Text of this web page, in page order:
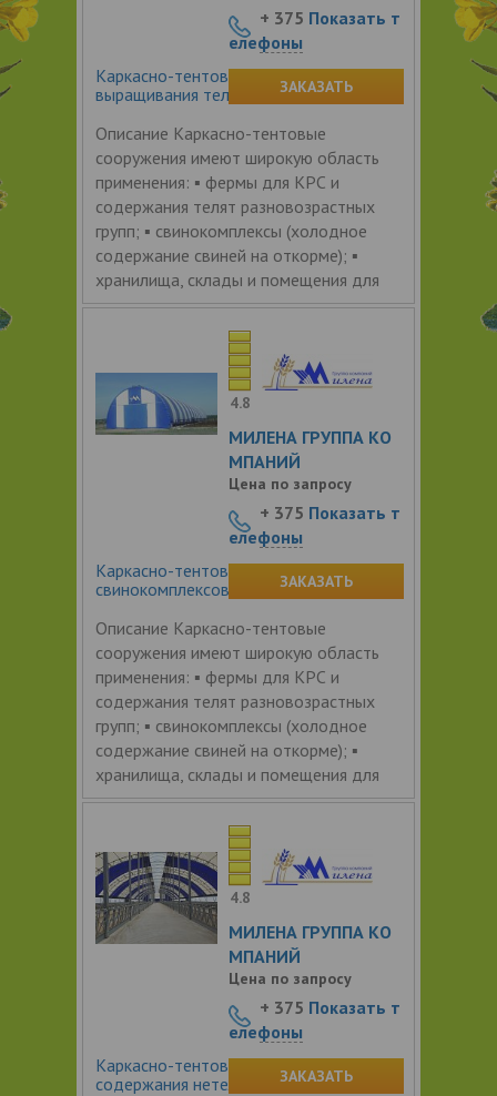
Каркасно-тентовое сооружение для
выращивания телят
Описание Каркасно-тентовые
сооружения имеют широкую область
применения: ▪ фермы для КРС и
содержания телят разновозрастных
групп; ▪ свинокомплексы (холодное
содержание свиней на откорме); ▪
хранилища, склады и помещения для
+ 375 Показать т
елефоны
ЗАКАЗАТЬ
Каркасно-тентовое сооружение для
свинокомплексов
Описание Каркасно-тентовые
сооружения имеют широкую область
применения: ▪ фермы для КРС и
содержания телят разновозрастных
групп; ▪ свинокомплексы (холодное
содержание свиней на откорме); ▪
хранилища, склады и помещения для
4.8
МИЛЕНА ГРУППА КО
МПАНИЙ
Цена по запросу
+ 375 Показать т
елефоны
ЗАКАЗАТЬ
Каркасно-тентовое сооружение для
содержания нетелей
4.8
МИЛЕНА ГРУППА КО
МПАНИЙ
Цена по запросу
+ 375 Показать т
елефоны
ЗАКАЗАТЬ